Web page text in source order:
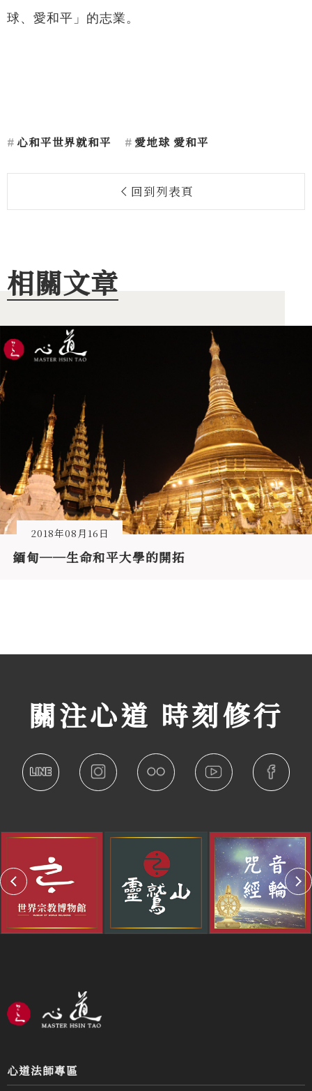
球、愛和平」的志業。
心和平世界就和平 愛地球 愛和平
回到列表頁
相關文章
2018年08月16日
緬甸──生命和平大學的開拓
關注心道 時刻修行
心道法師專區